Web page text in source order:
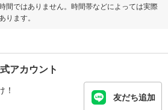
間ではありません。時間帯などによっては実際
ます。
アカウント
！
友だち追加